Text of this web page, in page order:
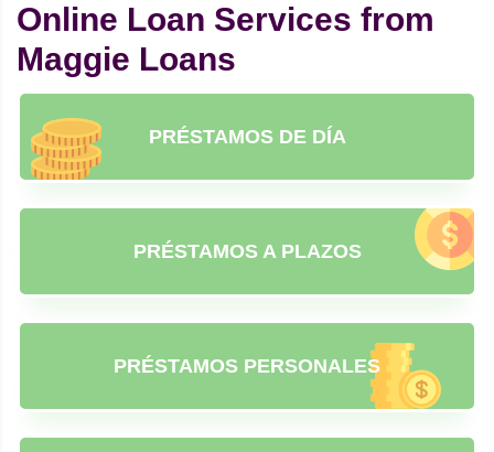
Online Loan Services from
Maggie Loans
PRÉSTAMOS DE DÍA
PRÉSTAMOS A PLAZOS
PRÉSTAMOS PERSONALES